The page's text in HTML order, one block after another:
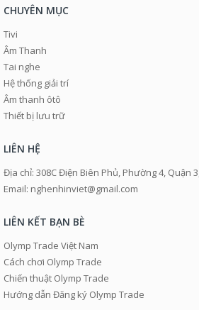
CHUYÊN MỤC
Tivi
Âm Thanh
Tai nghe
Hệ thống giải trí
Âm thanh ôtô
Thiết bị lưu trữ
LIÊN HỆ
Địa chỉ: 308C Điện Biên Phủ, Phường 4, Quận
Email: nghenhinviet@gmail.com
LIÊN KẾT BẠN BÈ
Olymp Trade Việt Nam
Cách chơi Olymp Trade
Chiến thuật Olymp Trade
Hướng dẫn Đăng ký Olymp Trade